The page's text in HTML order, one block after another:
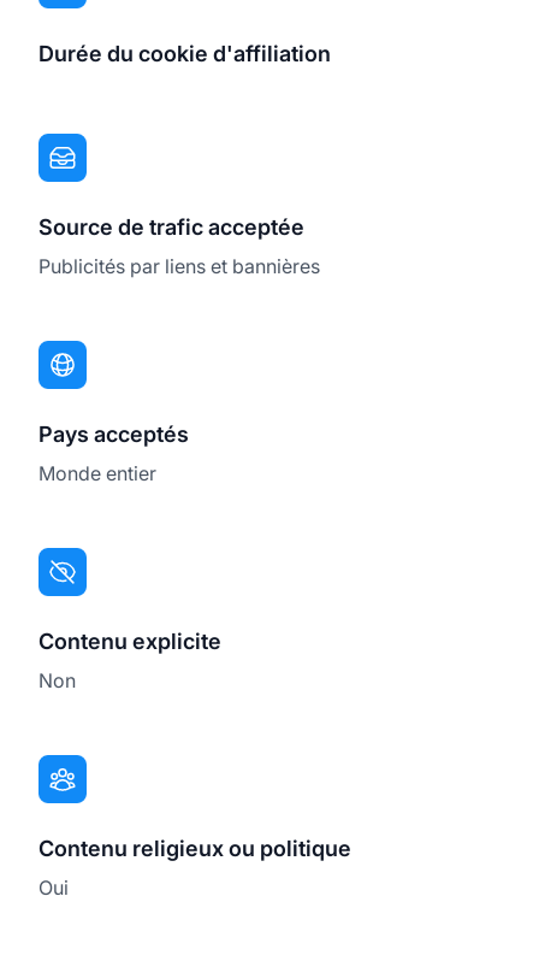
Durée du cookie d'affiliation
Source de trafic acceptée
Publicités par liens et bannières
Pays acceptés
Monde entier
Contenu explicite
Non
Contenu religieux ou politique
Oui